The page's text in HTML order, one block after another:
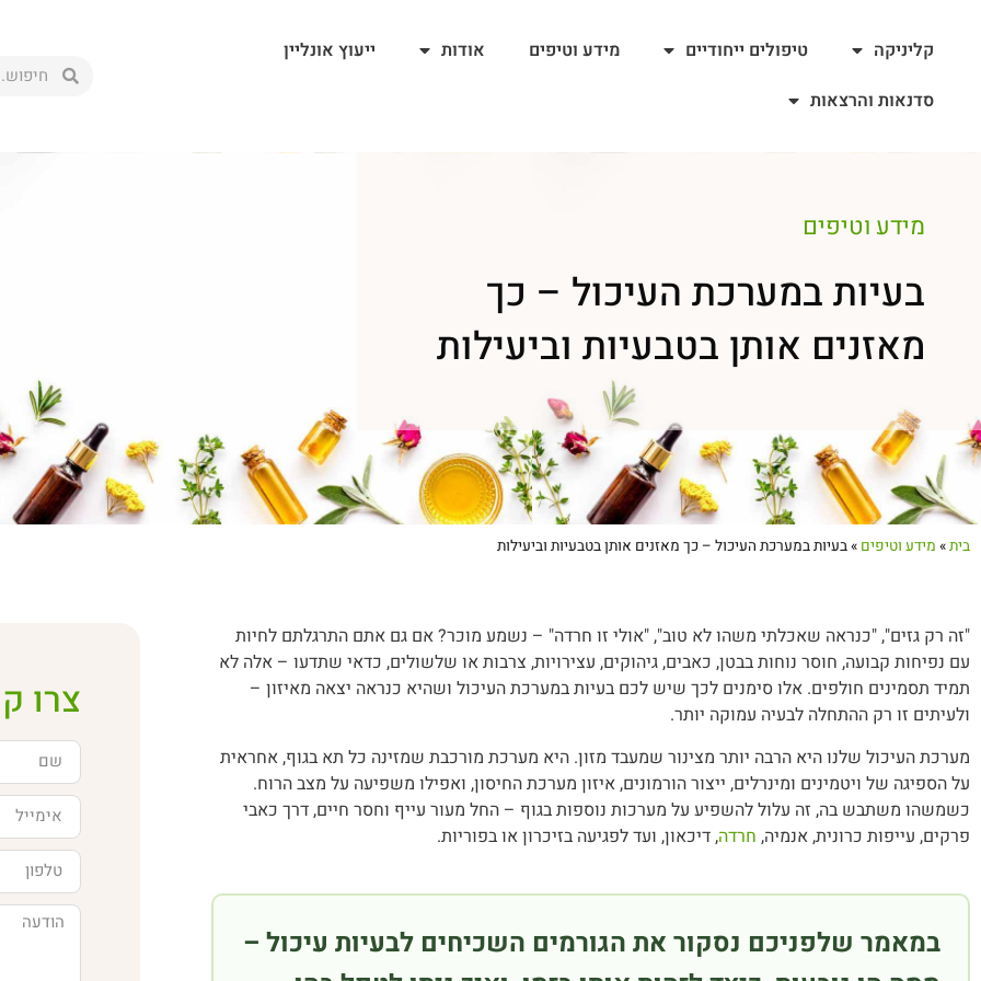
קליניקה טיפולים ייחודיים מידע וטיפים אודות
ייעוץ אונליין
סדנאות והרצאות
מידע וטיפים
בעיות במערכת העיכול – כך
מאזנים אותן בטבעיות וביעילות
בית» מידע וטיפים »בעיות במערכת העיכול – כך מאזנים אותן בטבעיות וביעילות
"זה רק גזים", "כנראה שאכלתי משהו לא טוב", "אולי זו חרדה" – נשמע מוכר? אם גם אתם התרגלתם לחיות
עם נפיחות קבועה, חוסר נוחות בבטן, כאבים, גיהוקים, עצירויות, צרבות או שלשולים, כדאי שתדעו – אלה לא
תמיד תסמינים חולפים. אלו סימנים לכך שיש לכם בעיות במערכת העיכול ושהיא כנראה יצאה מאיזון –
ולעיתים זו רק ההתחלה לבעיה עמוקה יותר.
מערכת העיכול שלנו היא הרבה יותר מצינור שמעבד מזון. היא מערכת מורכבת שמזינה כל תא בגוף, אחראית
על הספיגה של ויטמינים ומינרלים, ייצור הורמונים, איזון מערכת החיסון, ואפילו משפיעה על מצב הרוח.
כשמשהו משתבש בה, זה עלול להשפיע על מערכות נוספות בגוף – החל מעור עייף וחסר חיים, דרך כאבי
פרקים, עייפות כרונית, אנמיה, חרדה, דיכאון, ועד לפגיעה בזיכרון או בפוריות.
במאמר שלפניכם נסקור את הגורמים השכיחים לבעיות עיכול –
צרו